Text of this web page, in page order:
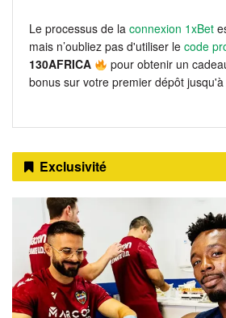
Le processus de la connexion 1xBet
mais n’oubliez pas d'utiliser le code
130AFRICA
pour obtenir un
bonus sur votre premier dépôt jusqu'à
Exclusivité